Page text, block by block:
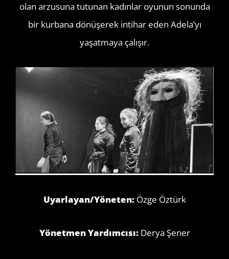
olan arzusuna tutunan kadınlar oyunun sonunda
bir kurbana dönüşerek intihar eden Adela’yı
yaşatmaya çalışır.
Uyarlayan/Yöneten:Özge Öztürk
Yönetmen Yardımcısı:Derya Şener